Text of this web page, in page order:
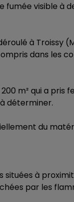
fumée visible à
à Troissy
dans les
m² qui a pris
déterminer.
du
situées à
par les